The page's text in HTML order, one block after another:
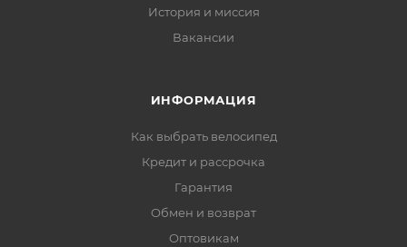
История и миссия
Вакансии
ИНФОРМАЦИЯ
Как выбрать велосипед
Кредит и рассрочка
Гарантия
Обмен и возврат
Оптовикам